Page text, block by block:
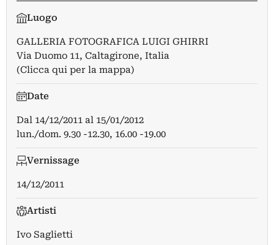
Luogo
GALLERIA FOTOGRAFICA LUIGI GHIRRI
Via Duomo 11, Caltagirone, Italia
(Clicca qui per la mappa)
Date
Dal 14/12/2011 al 15/01/2012
lun./dom. 9.30 -12.30, 16.00 -19.00
Vernissage
14/12/2011
Artisti
Ivo Saglietti